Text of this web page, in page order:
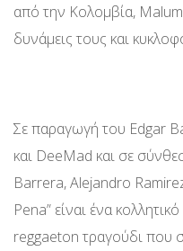
από την Κολομβία,
δυνάμεις τους και
Σε παραγωγή του Edgar
και DeeMad και σε
Barrera, Alejandro
Pena” είναι ένα
reggaeton τραγούδι που